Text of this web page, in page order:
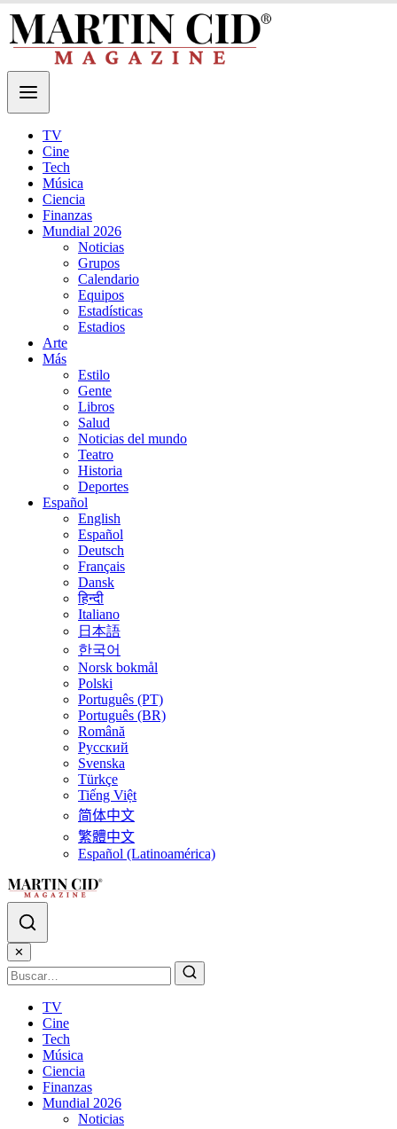
TV
Cine
Tech
Música
Ciencia
Finanzas
Mundial 2026
Noticias
Grupos
Calendario
Equipos
Estadísticas
Estadios
Arte
Más
Estilo
Gente
Libros
Salud
Noticias del mundo
Teatro
Historia
Deportes
Español
English
Español
Deutsch
Français
Dansk
हिन्दी
Italiano
日本語
한국어
Norsk bokmål
Polski
Português (PT)
Português (BR)
Română
Русский
Svenska
Türkçe
Tiếng Việt
简体中文
繁體中文
Español (Latinoamérica)
✕
TV
Cine
Tech
Música
Ciencia
Finanzas
Mundial 2026
Noticias